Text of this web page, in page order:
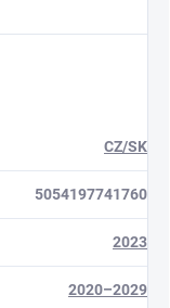
CZ/SK
5054197741760
2023
2020–2029